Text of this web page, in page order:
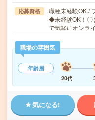
応募資格
職種未経験OK /
◆未経験OK！〇
で気軽にオンラ
職場の雰囲気
年齢層
20代
気になる!